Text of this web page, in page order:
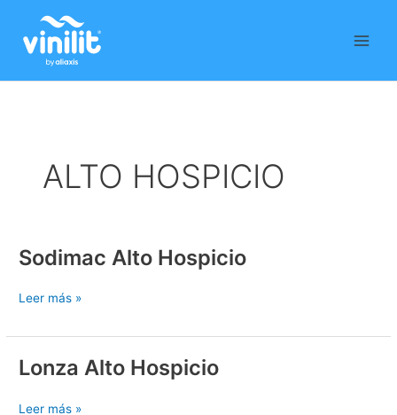
contenido
ALTO HOSPICIO
Sodimac Alto Hospicio
Sodimac
Hospicio
Leer más »
Lonza Alto Hospicio
Lonza
Hospicio
Leer más »